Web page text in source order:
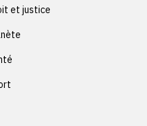
et justice